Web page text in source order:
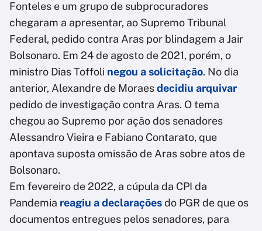
Fonteles e um grupo de subprocuradores
chegaram a apresentar, ao Supremo Tribunal
Federal, pedido contra Aras por blindagem a Jair
Bolsonaro. Em 24 de agosto de 2021, porém, o
ministro Dias Toffoli negou a solicitação. No dia
anterior, Alexandre de Moraesdecidiu arquivar
pedido de investigação contra Aras. O tema
chegou ao Supremo por ação dos senadores
Alessandro Vieira e Fabiano Contarato, que
apontava suposta omissão de Aras sobre atos de
Bolsonaro.
Em fevereiro de 2022, a cúpula da CPI da
Pandemia reagiu a declaraçõesdo PGR de que os
documentos entregues pelos senadores, para